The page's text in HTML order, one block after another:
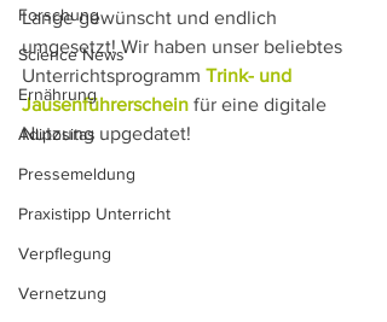
Forschung
Science News
Ernährung
Adipositas
Pressemeldung
Praxistipp Unterricht
Verpflegung
Vernetzung
Lange gewünscht und endlich
umgesetzt! Wir haben unser beliebtes
Unterrichtsprogramm Trink- und
Jausenführerschein für eine digitale
Nutzung upgedatet!